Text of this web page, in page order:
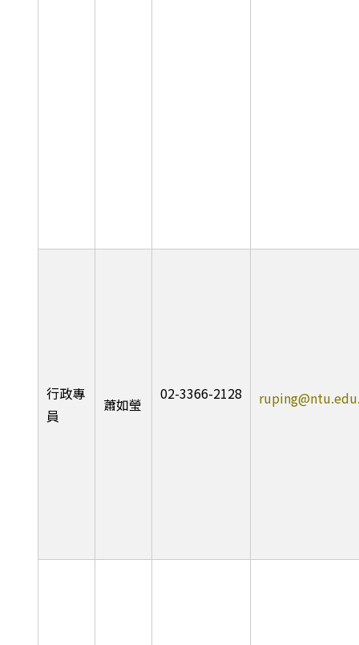
行政專
員
蕭如瑩
02-3366-2128